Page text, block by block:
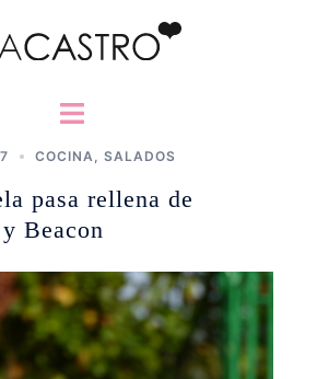
Alternar
COCINA SALADOS
pasa rellena de
Beacon